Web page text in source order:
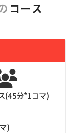
ります。
コース
(45分*1コマ)
)